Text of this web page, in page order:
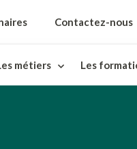
Contactez-nous
métiers Les